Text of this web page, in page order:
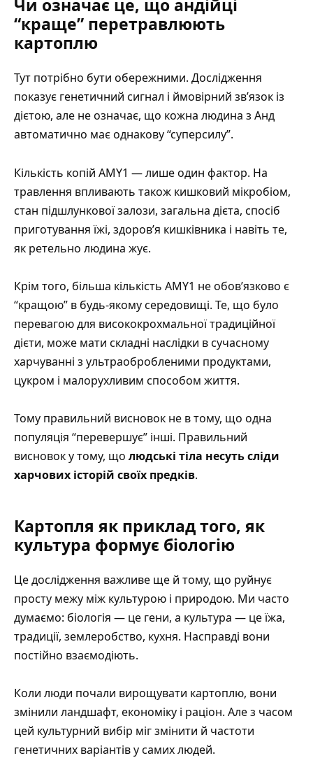
Чи означає це, що андійці
“краще” перетравлюють
картоплю
Тут потрібно бути обережними. Дослідження
показує генетичний сигнал і ймовірний зв’язок із
дієтою, але не означає, що кожна людина з Анд
автоматично має однакову “суперсилу”.
Кількість копій AMY1 — лише один фактор. На
травлення впливають також кишковий мікробіом,
стан підшлункової залози, загальна дієта, спосіб
приготування їжі, здоров’я кишківника і навіть те,
як ретельно людина жує.
Крім того, більша кількість AMY1 не обов’язково є
“кращою” в будь-якому середовищі. Те, що було
перевагою для висококрохмальної традиційної
дієти, може мати складні наслідки в сучасному
харчуванні з ультраобробленими продуктами,
цукром і малорухливим способом життя.
Тому правильний висновок не в тому, що одна
популяція “перевершує” інші. Правильний
висновок у тому, що людські тіла несуть сліди
харчових історій своїх предків.
Картопля як приклад того, як
культура формує біологію
Це дослідження важливе ще й тому, що руйнує
просту межу між культурою і природою. Ми часто
думаємо: біологія — це гени, а культура — це їжа,
традиції, землеробство, кухня. Насправді вони
постійно взаємодіють.
Коли люди почали вирощувати картоплю, вони
змінили ландшафт, економіку і раціон. Але з часом
цей культурний вибір міг змінити й частоти
генетичних варіантів у самих людей.